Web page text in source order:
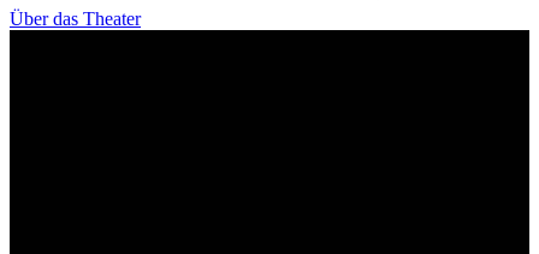
Über das Theater